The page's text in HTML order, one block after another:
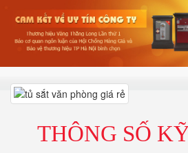
THÔNG SỐ